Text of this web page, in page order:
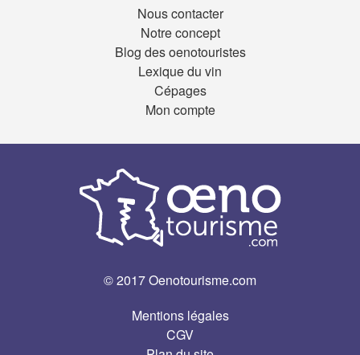
Nous contacter
Notre concept
Blog des oenotouristes
Lexique du vin
Cépages
Mon compte
© 2017 Oenotourisme.com
Mentions légales
CGV